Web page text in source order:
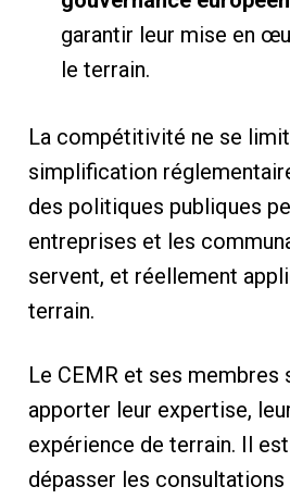
garantir leur mise en
le terrain.
La compétitivité ne se
simplification
des politiques publiques
entreprises et les
servent, et réellement
terrain.
Le CEMR et ses membres
apporter leur expertise,
expérience de terrain. Il
dépasser les